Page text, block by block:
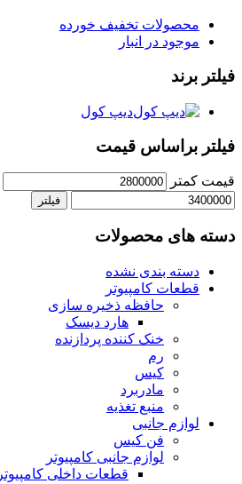
محصولات تخفیف خورده
موجود در انبار
فیلتر برند
دیپ کول
فیلتر براساس قیمت
قیمت کمتر
فیلتر
دسته های محصولات
دسته بندی نشده
قطعات کامپیوتر
حافظه ذخیره سازی
هارد دیسک
خنک کننده پردازنده
رم
کیس
مادربرد
منبع تغذیه
لوازم جانبی
فن کیس
لوازم جانبی کامپیوتر
قطعات داخلی کامپیوتر